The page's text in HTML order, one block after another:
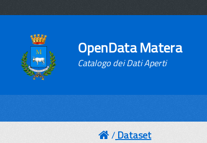
OpenData Matera
Catalogo dei Dati Aperti
Dataset